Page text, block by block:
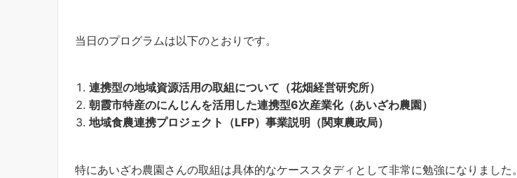
当日のプログラムは以下のとおりです。
連携型の地域資源活用の取組について（花畑経営研究所）
朝霞市特産のにんじんを活用した連携型6次産業化（あいざわ農園）
地域食農連携プロジェクト（LFP）事業説明（関東農政局）
特にあいざわ農園さんの取組は具体的なケーススタディとして非常に勉強になりました。